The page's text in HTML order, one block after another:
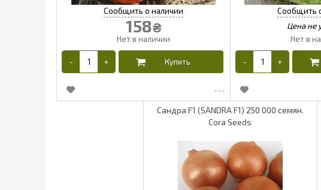
158₴
Сандра F1 (SANDRA F1) 250 000 семян.
Cora Seeds